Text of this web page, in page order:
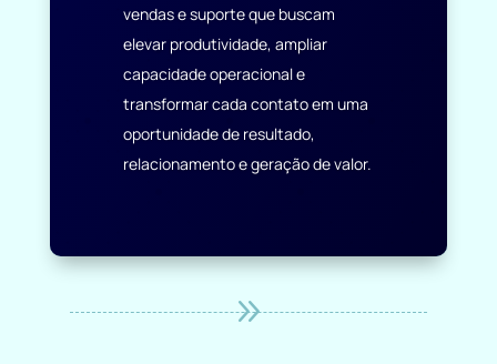
vendas e suporte que buscam
elevar produtividade, ampliar
capacidade operacional e
transformar cada contato em uma
oportunidade de resultado,
relacionamento e geração de valor.
9